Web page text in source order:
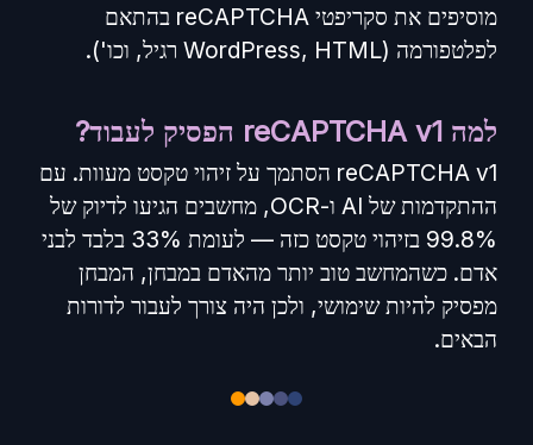
מוסיפים את סקריפטי reCAPTCHA בהתאם
לפלטפורמה (WordPress, HTML רגיל, וכו').
למה reCAPTCHA v1 הפסיק לעבוד?
reCAPTCHA v1 הסתמך על זיהוי טקסט מעוות. עם
ההתקדמות של AI ו-OCR, מחשבים הגיעו לדיוק של
99.8% בזיהוי טקסט כזה — לעומת 33% בלבד לבני
אדם. כשהמחשב טוב יותר מהאדם במבחן, המבחן
מפסיק להיות שימושי, ולכן היה צורך לעבור לדורות
הבאים.